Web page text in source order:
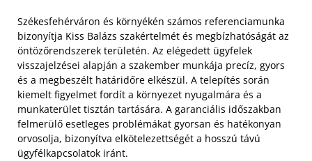
Székesfehérváron és környékén számos referenciamunka
bizonyítja Kiss Balázs szakértelmét és megbízhatóságát az
öntözőrendszerek területén. Az elégedett ügyfelek
visszajelzései alapján a szakember munkája precíz, gyors
és a megbeszélt határidőre elkészül. A telepítés során
kiemelt figyelmet fordít a környezet nyugalmára és a
munkaterület tisztán tartására. A garanciális időszakban
felmerülő esetleges problémákat gyorsan és hatékonyan
orvosolja, bizonyítva elkötelezettségét a hosszú távú
ügyfélkapcsolatok iránt.